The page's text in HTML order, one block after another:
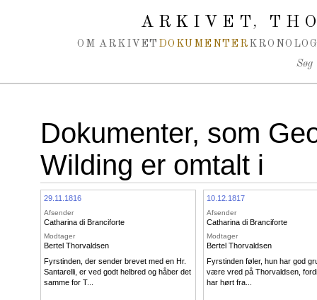
ARKIVET,
OM ARKIVET DOKUMENTER
Søg
Dokumenter, som
Wilding er omtalt i
29.11.1816
Afsender
Catharina di Branciforte
Modtager
Bertel Thorvaldsen
Fyrstinden, der sender brevet med en Hr.
Santarelli, er ved godt helbred og håber det
samme for T...
10.12.1817
Afsender
Catharina di Branciforte
Modtager
Bertel Thorvaldsen
Fyrstinden føler, hun har god
være vred på Thorvaldsen,
har hørt fra...